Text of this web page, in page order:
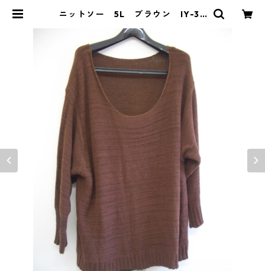
ニットソー 5L ブラウン IY-32